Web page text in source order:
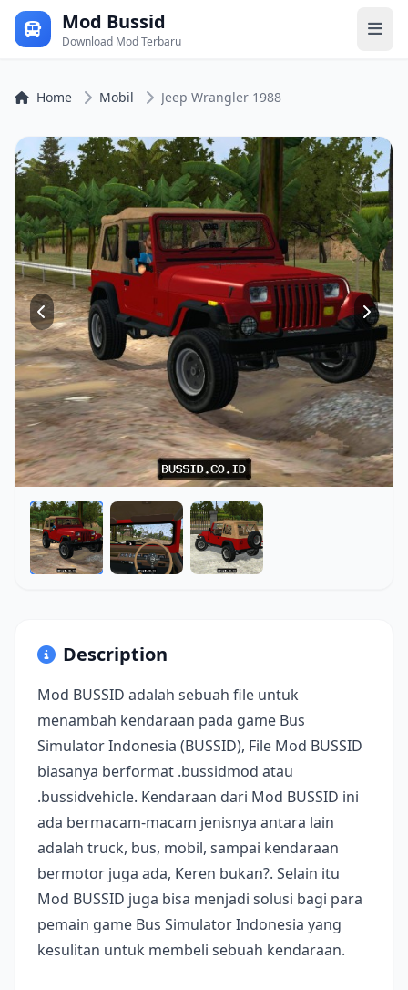
Mod Bussid
Download Mod Terbaru
Home Mobil Jeep Wrangler 1988
Description
Mod BUSSID adalah sebuah file untuk
menambah kendaraan pada game Bus
Simulator Indonesia (BUSSID), File Mod BUSSID
biasanya berformat .bussidmod atau
.bussidvehicle. Kendaraan dari Mod BUSSID ini
ada bermacam-macam jenisnya antara lain
adalah truck, bus, mobil, sampai kendaraan
bermotor juga ada, Keren bukan?. Selain itu
Mod BUSSID juga bisa menjadi solusi bagi para
pemain game Bus Simulator Indonesia yang
kesulitan untuk membeli sebuah kendaraan.